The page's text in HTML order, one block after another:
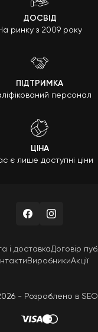
ДОСВІД
ринку з 2009 року
ПІДТРИМКА
персонал
ЦІНА
є лише доступні ціни
і доставкаДоговір
ВиробникиАкції
- Розроблено в